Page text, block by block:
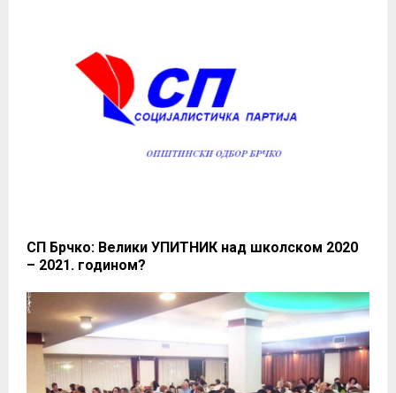
СП Брчко: Велики УПИТНИК над школском 2020
– 2021. годином?